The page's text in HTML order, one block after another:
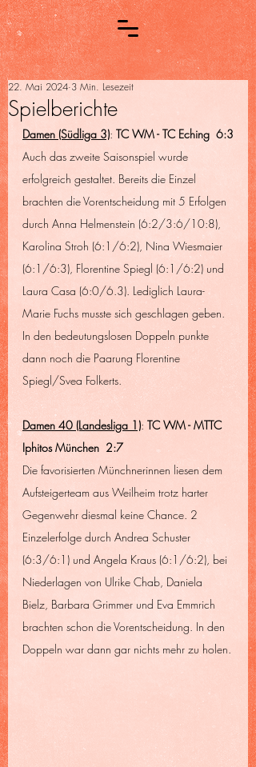
Spielberichte
22. Mai 2024 3 Min. Lesezeit
Damen (Südliga 3): TC WM - TC Eching  6:3
Auch das zweite Saisonspiel wurde
erfolgreich gestaltet. Bereits die Einzel
brachten die Vorentscheidung mit 5 Erfolgen
durch Anna Helmenstein (6:2/3:6/10:8),
Karolina Stroh (6:1/6:2), Nina Wiesmaier
(6:1/6:3), Florentine Spiegl (6:1/6:2) und
Laura Casa (6:0/6.3). Lediglich Laura-
Marie Fuchs musste sich geschlagen geben.
In den bedeutungslosen Doppeln punkte
dann noch die Paarung Florentine
Spiegl/Svea Folkerts.
Damen 40 (Landesliga 1): TC WM - MTTC
Iphitos München  2:7
Die favorisierten Münchnerinnen liesen dem
Aufsteigerteam aus Weilheim trotz harter
Gegenwehr diesmal keine Chance. 2
Einzelerfolge durch Andrea Schuster
(6:3/6:1) und Angela Kraus (6:1/6:2), bei
Niederlagen von Ulrike Chab, Daniela
Bielz, Barbara Grimmer und Eva Emmrich
brachten schon die Vorentscheidung. In den
Doppeln war dann gar nichts mehr zu holen.